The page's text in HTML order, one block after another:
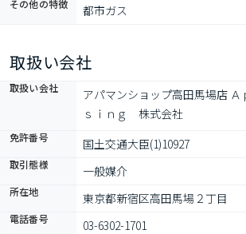
その他の特徴 都市ガス
取扱い会社
取扱い会社
アパマンショップ高田馬場店 Ａ
ｓｉｎｇ　株式会社
免許番号 国土交通大臣(1)10927
取引態様 一般媒介
所在地 東京都新宿区高田馬場２丁目
電話番号 03-6302-1701